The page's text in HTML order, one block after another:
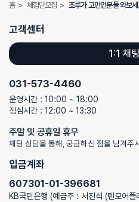
홈> 체험단모집 >조루가 고민인분들 와보
고객센터
1:1 채
031-573-4460
운영시간 : 10:00 ~ 18:00
점심시간 : 12:00 ~ 13:30
주말 및 공휴일 휴무
채팅 상담을 통해, 궁금하신 점을 남겨주
입금계좌
607301-01-396681
KB국민은행 (예금주 : 서진석 (텐모어플